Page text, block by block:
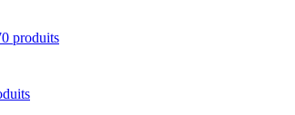
produits
s